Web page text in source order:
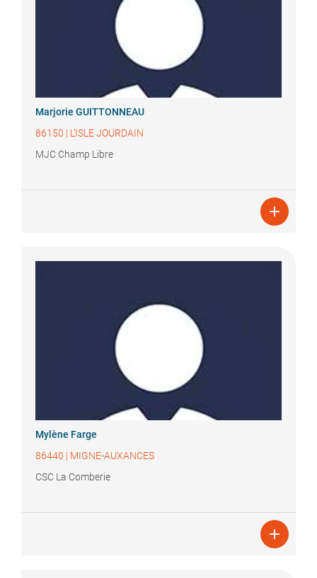
Marjorie GUITTONNEAU
86150 | L’ISLE JOURDAIN
MJC Champ Libre

Mylène Farge
86440 | MIGNE-AUXANCES
CSC La Comberie
